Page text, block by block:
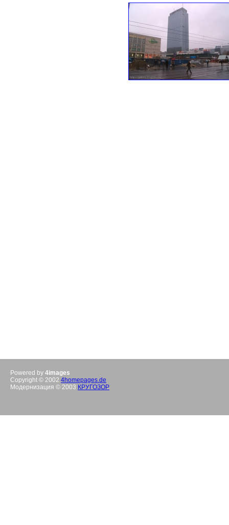
Powered by 4images
Copyright © 2002 4homepages.de
Модернизация © 2003 КРУГОЗОР